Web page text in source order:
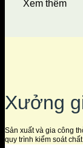
Xem thêm
Xưởng
Sản xuất và gia công
quy trình kiểm soát